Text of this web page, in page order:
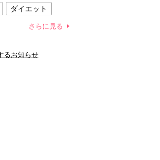
ダイエット
どか食い
さらに見る
るお知らせ